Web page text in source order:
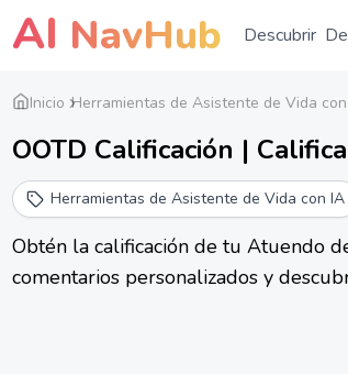
AI NavHub Descubrir
Inicio Herramientas de Asistente de Vida
OOTD Calificación |
Herramientas de Asistente de Vida con IA
Obtén la calificación de tu Atuendo
comentarios personalizados y